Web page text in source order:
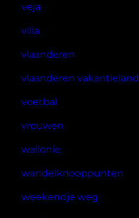
veja
villa
vlaanderen
vlaanderen vakantieland
voetbal
vrouwen
wallonie
wandelknooppunten
weekendje weg